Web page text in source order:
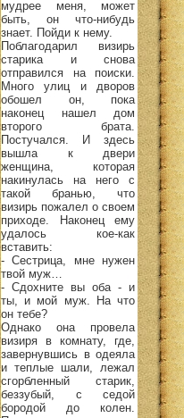
мудрее меня, может
быть, он что-нибудь
знает. Пойди к нему.
Поблагодарил визирь
старика и снова
отправился на поиски.
Много улиц и дворов
обошел он, пока
наконец нашел дом
второго брата.
Постучался. И здесь
вышла к двери
женщина, которая
накинулась на него с
такой бранью, что
визирь пожалел о своем
приходе. Наконец ему
удалось кое-как
вставить:
- Сестрица, мне нужен
твой муж…
- Сдохните вы оба - и
ты, и мой муж. На что
он тебе?
Однако она провела
визиря в комнату, где,
завернувшись в одеяла
и теплые шали, лежал
сгорбленный старик,
беззубый, с седой
бородой до колен.